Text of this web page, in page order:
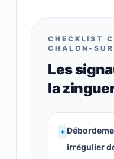
CHECKLIST
CHALON-
Les
la
+
irrégulier